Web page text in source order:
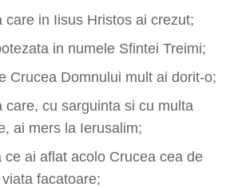
care in Iisus Hristos ai crezut;
in numele Sfintei Treimi;
Crucea Domnului mult ai dorit-o;
care, cu sarguinta si cu multa
ai mers la Ierusalim;
ce ai aflat acolo Crucea cea de
viata facatoare;